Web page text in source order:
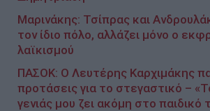
Μαρινάκης: Τσίπρας και
τον ίδιο πόλο, αλλάζει μόνο ο
λαϊκισμού
ΠΑΣΟΚ: Ο Λευτέρης Καρχιμάκης
προτάσεις για το στεγαστικό –
γενιάς μου ζει ακόμη στο παιδικό